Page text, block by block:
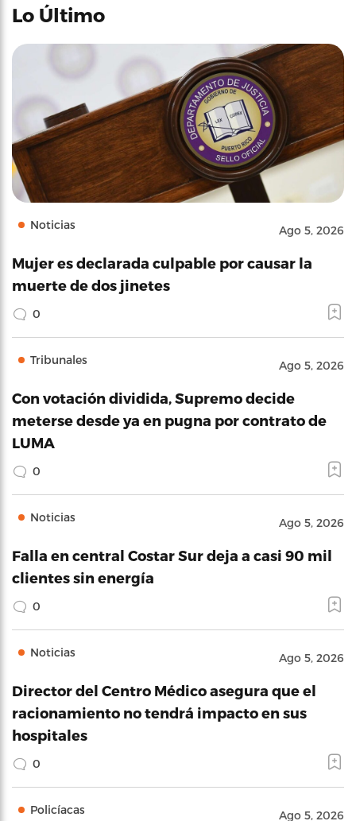
Lo Último
Noticias Ago 5, 2026
Mujer es declarada culpable por causar la
muerte de dos jinetes
0
Tribunales Ago 5, 2026
Con votación dividida, Supremo decide
meterse desde ya en pugna por contrato de
LUMA
0
Noticias Ago 5, 2026
Falla en central Costar Sur deja a casi 90 mil
clientes sin energía
0
Noticias Ago 5, 2026
Director del Centro Médico asegura que el
racionamiento no tendrá impacto en sus
hospitales
0
Policíacas Ago 5, 2026